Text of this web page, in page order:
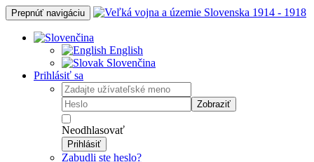
Prepnúť navigáciu
English
Slovenčina
Prihlásiť sa
Zobraziť
Neodhlasovať
Prihlásiť
Zabudli ste heslo?